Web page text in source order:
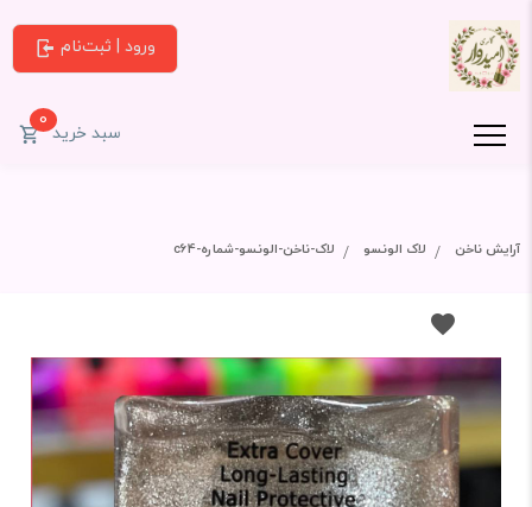
ورود | ثبت‌نام
سبد خرید0
آرایش ناخن لاک الونسو لاک-ناخن-الونسو-شماره-c64